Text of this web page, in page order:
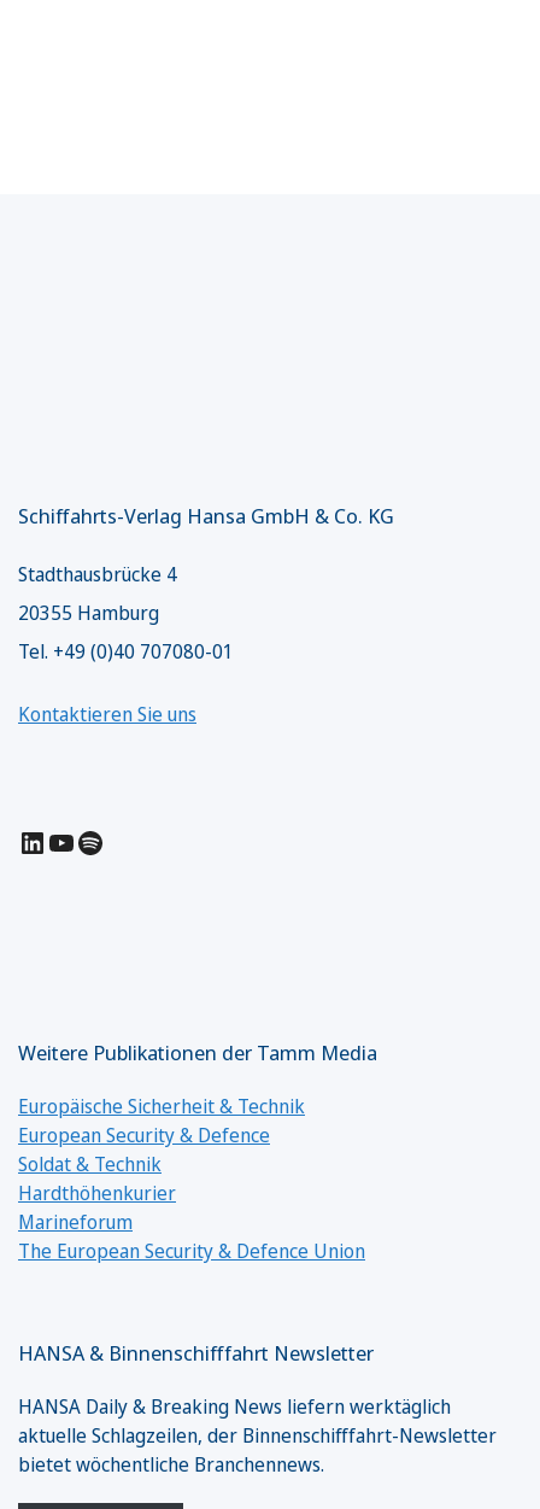
Schiffahrts-Verlag Hansa GmbH & Co. KG
Stadthausbrücke 4
20355 Hamburg
Tel. +49 (0)40 707080-01
Kontaktieren Sie uns
LinkedIn
YouTube
Spotify
Weitere Publikationen der Tamm Media
Europäische Sicherheit & Technik
European Security & Defence
Soldat & Technik
Hardthöhenkurier
Marineforum
The European Security & Defence Union
HANSA & Binnenschifffahrt Newsletter
HANSA Daily & Breaking News liefern werktäglich
aktuelle Schlagzeilen, der Binnenschifffahrt-Newsletter
bietet wöchentliche Branchennews.